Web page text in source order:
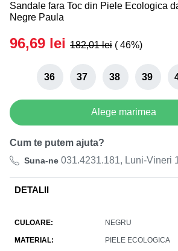
Black Friday de Vara! 27.07-
Sandale fara Toc din Piele Ecologica
Negre Paula
96,69 lei 182,01lei ( 46%)
36 37 38 39
Alege marimea
Cum te putem ajuta?
Suna-ne 031.4231.181, Luni-Vineri
DETALII
CULOARE NEGRU
MATERIAL PIELE ECOLOGICA